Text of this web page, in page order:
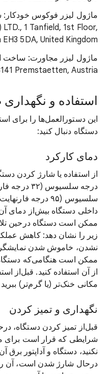
ماژول لیزر فوکوس
‎1 Tanfield, 1st Floor,
EH3 5DA, United Kingdom
Premstaetten, Austria
استفاده و
این دستورالعمل‌ها را برای
دستگاه دنبال کنید:
دمای کارکرد
از استفاده یا شارژ کردن
سلسیوس (۹۵ درجه
داخلی دستگاه بیش‌از دمای
ممکن است دستگاه درحین
زیر را نشان دهد: کاهش
نشدن، خاموش شدن
ممکن است هنگامی‌که دستگاه
از آن استفاده کنید. قبل‌از
مکانی خنک‌تر (یا گرم‌تر)
نگهداری و تمیز کردن
قبل‌از تمیز کردن دستگاه،
شرایطی که قرار است برای
نکنید، دستگاه و آداپتور
درحال شارژ شدن است، آن را